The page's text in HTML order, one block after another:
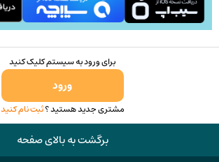
برای ورود به سیستم کلیک کنید
ورود
مشتری جدید هستید ؟ثبت نام کنید
برگشت به بالای صفحه